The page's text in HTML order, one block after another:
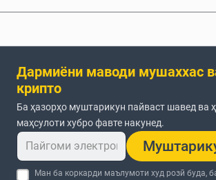
Дармиёни маводи мушаххас
крипто
Ба ҳазорҳо муштарикун пайваст шавед ва
маҳсулоти хубро фавте накунед.
Ман ба коркарди маълумоти худ розӣ буда,